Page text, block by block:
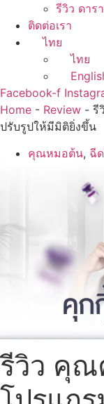
รีวิว ดาร
ติดต่อเรา
ไทย
ไทย
Facebook-f
Home - Review - รี
ปรับรูปให้มีมิติยิ่งขึ้น
คุณหมอต้น, ฉี
รีวิว คุณ